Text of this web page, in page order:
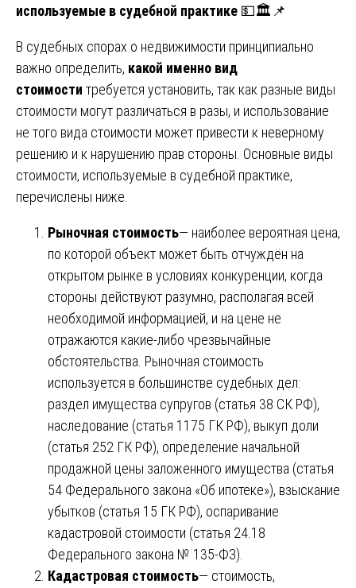
используемые в судебной практике 💵🏛️📌
В судебных спорах о недвижимости принципиально
важно определить, какой именно вид
стоимости требуется установить, так как разные виды
стоимости могут различаться в разы, и использование
не того вида стоимости может привести к неверному
решению и к нарушению прав стороны. Основные виды
стоимости, используемые в судебной практике,
перечислены ниже.
Рыночная стоимость— наиболее вероятная цена,
по которой объект может быть отчуждён на
открытом рынке в условиях конкуренции, когда
стороны действуют разумно, располагая всей
необходимой информацией, и на цене не
отражаются какие-либо чрезвычайные
обстоятельства. Рыночная стоимость
используется в большинстве судебных дел:
раздел имущества супругов (статья 38 СК РФ),
наследование (статья 1175 ГК РФ), выкуп доли
(статья 252 ГК РФ), определение начальной
продажной цены заложенного имущества (статья
54 Федерального закона «Об ипотеке»), взыскание
убытков (статья 15 ГК РФ), оспаривание
кадастровой стоимости (статья 24.18
Федерального закона № 135-ФЗ).
Кадастровая стоимость— стоимость,